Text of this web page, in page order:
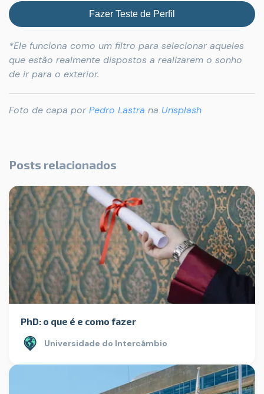
Fazer Teste de Perfil
*Ele funciona como um filtro para selecionar aqueles
que estão realmente dispostos a realizarem o sonho
de ir para o exterior.
Foto de capa por Pedro Lastra na Unsplash
Posts relacionados
PhD: o que é e como fazer
Universidade do Intercâmbio